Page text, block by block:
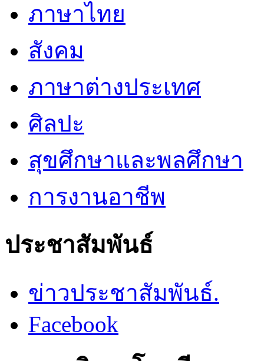
ภาษาไทย
สังคม
ภาษาต่างประเทศ
ศิลปะ
สุขศึกษาและพลศึกษา
การงานอาชีพ
ประชาสัมพันธ์
ข่าวประชาสัมพันธ์.
Facebook